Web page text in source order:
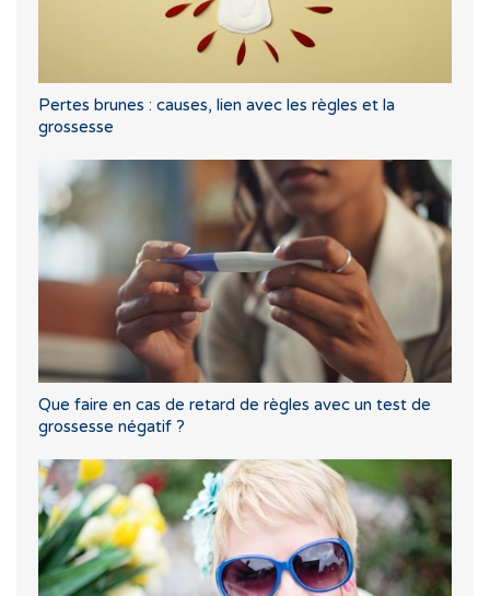
Pertes brunes : causes, lien avec les règles et la
grossesse
Que faire en cas de retard de règles avec un test de
grossesse négatif ?